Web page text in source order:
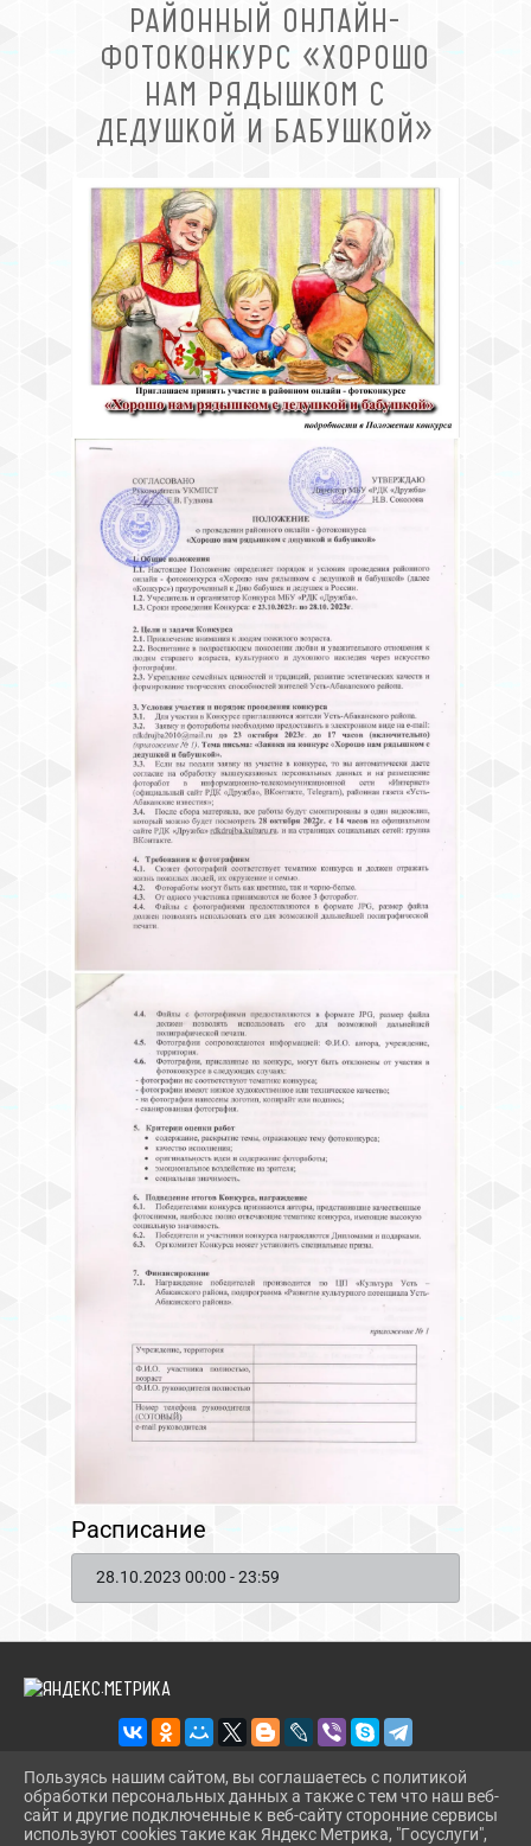
РАЙОННЫЙ ОНЛАЙН-
ФОТОКОНКУРС «ХОРОШО
НАМ РЯДЫШКОМ С
ДЕДУШКОЙ И БАБУШКОЙ»
Расписание
28.10.2023 00:00 - 23:59
2026 Г. RDKDRUJBA.RU
ВХОД
Пользуясь нашим сайтом, вы соглашаетесь с политикой
обработки персональных данных а также с тем что наш веб-
сайт и другие подключенные к веб-сайту сторонние сервисы
используют cookies такие как Яндекс Метрика, "Госуслуги",